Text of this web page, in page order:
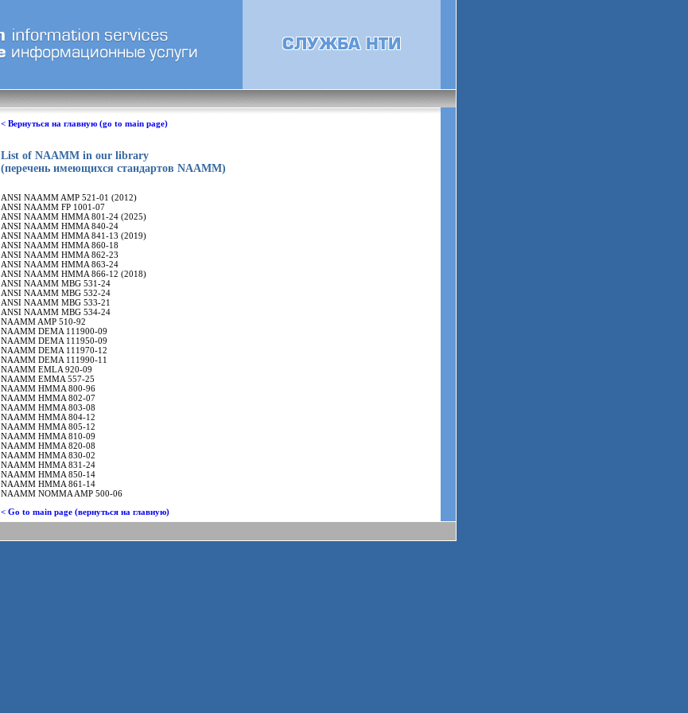
< Вернуться на главную (go to main page)
List of NAAMM in our library
(перечень имеющихся стандартов NAAMM)
ANSI NAAMM AMP 521-01 (2012)
ANSI NAAMM FP 1001-07
ANSI NAAMM HMMA 801-24 (2025)
ANSI NAAMM HMMA 840-24
ANSI NAAMM HMMA 841-13 (2019)
ANSI NAAMM HMMA 860-18
ANSI NAAMM HMMA 862-23
ANSI NAAMM HMMA 863-24
ANSI NAAMM HMMA 866-12 (2018)
ANSI NAAMM MBG 531-24
ANSI NAAMM MBG 532-24
ANSI NAAMM MBG 533-21
ANSI NAAMM MBG 534-24
NAAMM AMP 510-92
NAAMM DEMA 111900-09
NAAMM DEMA 111950-09
NAAMM DEMA 111970-12
NAAMM DEMA 111990-11
NAAMM EMLA 920-09
NAAMM EMMA 557-25
NAAMM HMMA 800-96
NAAMM HMMA 802-07
NAAMM HMMA 803-08
NAAMM HMMA 804-12
NAAMM HMMA 805-12
NAAMM HMMA 810-09
NAAMM HMMA 820-08
NAAMM HMMA 830-02
NAAMM HMMA 831-24
NAAMM HMMA 850-14
NAAMM HMMA 861-14
NAAMM NOMMA AMP 500-06
< Go to main page (вернуться на главную)